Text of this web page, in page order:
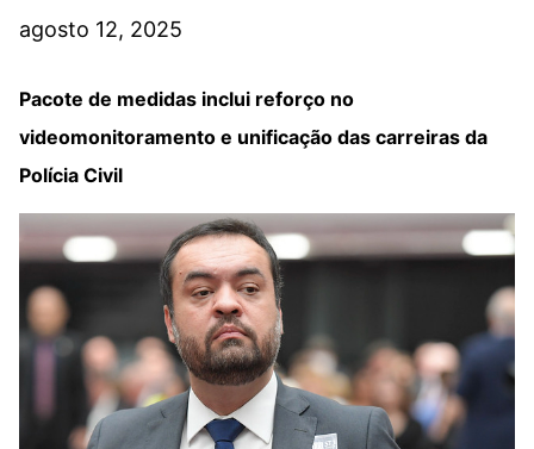
agosto 12, 2025
Pacote de medidas inclui reforço no
videomonitoramento e unificação das carreiras da
Polícia Civil